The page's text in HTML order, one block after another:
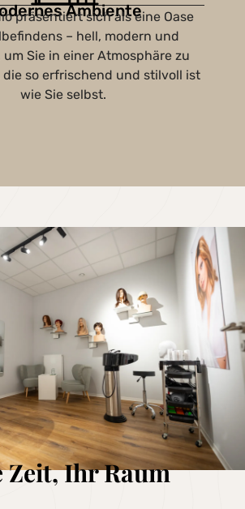
Ambiente
präsentiert sich als eine Oase
– hell, modern und
Sie in einer Atmosphäre zu
so erfrischend und stilvoll ist
wie Sie selbst.
Zeit, Ihr Raum